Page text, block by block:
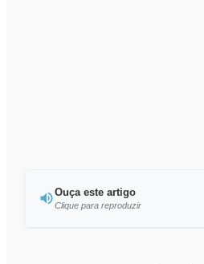
Ouça este artigo
Clique para reproduzir